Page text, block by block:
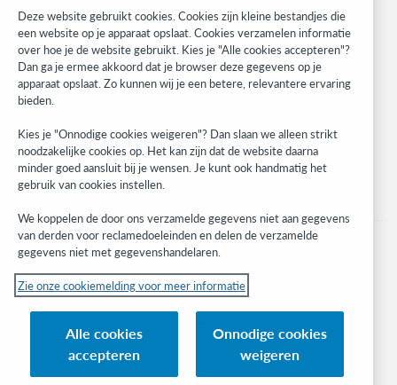
Research
WebJunction
Developer Network
Stay in the know.
Get the latest product updates, research, events, and much more—
right to your inbox.
Subscribe now
© 2023 OCLC
Inc. en buitenlandse filialen
Cookiemelding Lijst met cookies en cookie-instellingen Privacybeleid
Deze website gebruikt cookies. Cookies zijn kleine bestandjes die
een website op je apparaat opslaat. Cookies verzamelen informatie
over hoe je de website gebruikt. Kies je "Alle cookies accepteren"?
Dan ga je ermee akkoord dat je browser deze gegevens op je
apparaat opslaat. Zo kunnen wij je een betere, relevantere ervaring
bieden.
Kies je "Onnodige cookies weigeren"? Dan slaan we alleen strikt
noodzakelijke cookies op. Het kan zijn dat de website daarna
minder goed aansluit bij je wensen. Je kunt ook handmatig het
gebruik van cookies instellen.
We koppelen de door ons verzamelde gegevens niet aan gegevens
van derden voor reclamedoeleinden en delen de verzamelde
gegevens niet met gegevenshandelaren.
Zie onze cookiemelding voor meer informatie
Alle cookies
accepteren
Onnodige cookies
weigeren